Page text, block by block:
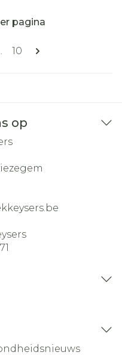
pagina
Pagina
10
pagina
op